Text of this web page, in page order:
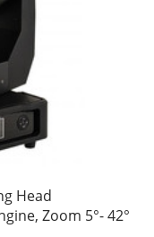
Head
Zoom 5°- 42°